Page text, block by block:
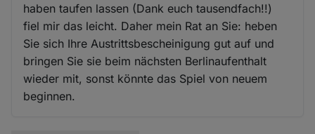
haben taufen lassen (Dank euch tausendfach!!)
fiel mir das leicht. Daher mein Rat an Sie: heben
Sie sich Ihre Austrittsbescheinigung gut auf und
bringen Sie sie beim nächsten Berlinaufenthalt
wieder mit, sonst könnte das Spiel von neuem
beginnen.